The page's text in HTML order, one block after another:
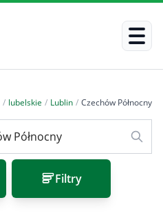
/ lubelskie / Lublin / Czechów Północny
Filtry